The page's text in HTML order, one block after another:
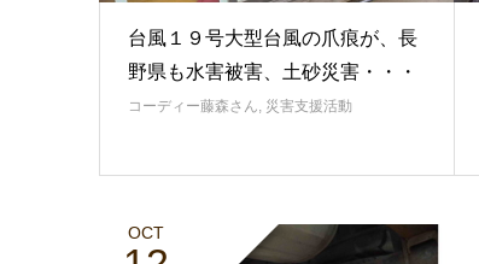
台風１９号大型台風の爪痕が、長
野県も水害被害、土砂災害・・・
コーディー藤森さん, 災害支援活動
OCT